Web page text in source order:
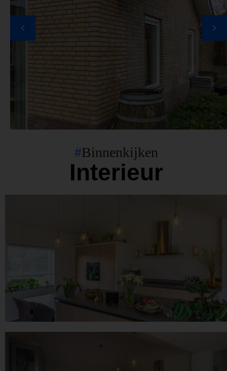
#Binnenkijken
Interieur